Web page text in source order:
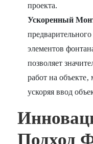
проекта.
Ускоренный
элементов
позволяет
работ на
ускоряя ввод
Подход